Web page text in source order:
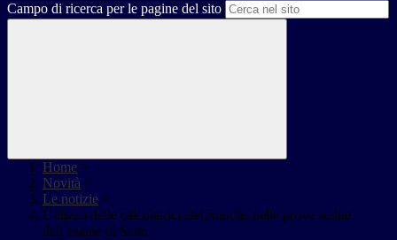
Campo di ricerca per le pagine del sito
Home >
Novità >
Le notizie >
Utilizzo delle calcolatrici elettroniche nelle prove scritte
dell’esame di Stato